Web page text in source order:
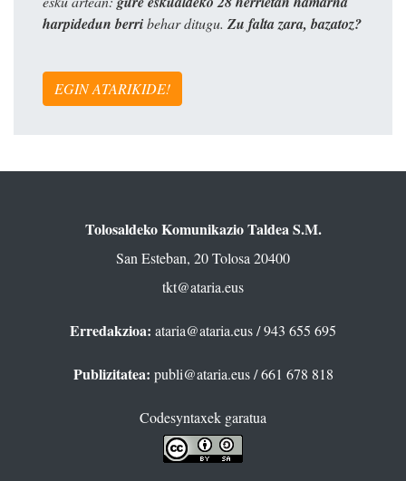
harpidedun berribehar ditugu. Zu falta zara, bazatoz?
EGIN ATARIKIDE!
Tolosaldeko Komunikazio Taldea S.M.
San Esteban, 20 Tolosa 20400
tkt@ataria.eus
Erredakzioa: ataria@ataria.eus/ 943 655 695
Publizitatea: publi@ataria.eus/ 661 678 818
Codesyntaxek garatua